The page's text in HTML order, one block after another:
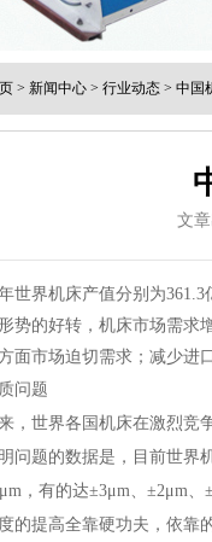
> 新闻中心> 行业动态> 中国
文
世界机床产值分别为
势的好转，机床市场需求
面市场迫切需求；减少进
题
世界各国机床在激烈竞争
题的数据是，目前世界机
，有的达±3μm、±2μm、
提高全靠硬功夫，依靠的